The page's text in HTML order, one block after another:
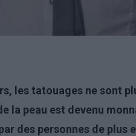
les tatouages ne sont
la peau est devenu
des personnes de plus